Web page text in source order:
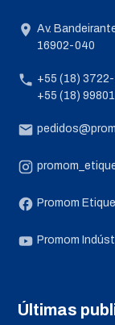
Av.
16902-040
+55 (18)
+55 (18)
Promom
Promom
Últimas